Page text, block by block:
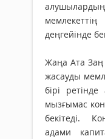
деңгейінде
Жаңа Ата Заң
жасауды
бірі
мызғымас
бекітеді.
адами